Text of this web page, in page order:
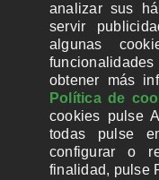
analizar sus
servir
algunas
obtener más
Política de
cookies pulse
todas pulse
configurar o
finalidad, pulse